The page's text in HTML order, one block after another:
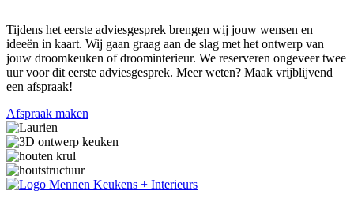
Tijdens het eerste adviesgesprek brengen wij jouw wensen en
ideeën in kaart. Wij gaan graag aan de slag met het ontwerp van
jouw droomkeuken of droominterieur. We reserveren ongeveer twee
uur voor dit eerste adviesgesprek. Meer weten? Maak vrijblijvend
een afspraak!
Afspraak maken